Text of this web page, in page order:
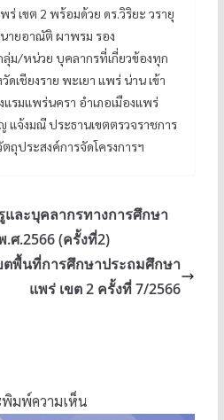
เขต 2 พร้อมด้วย ดร.วิริยะ วรายุ
ายอาณัติ ผาพรม รอง
ม/หน่วย บุคลากรที่เกี่ยวข้องทุก
เชียงราย พะเยา แพร่ น่าน เข้า
แรมแพร่นครา อำเภอเมืองแพร่
แจ้งมณี ประธานเขตตรวจราชการ
ถุประสงค์การจัดโครงการฯ
และบุคลากรทางการศึกษา
ศ.2566 (ครั้งที่2)
ตพื้นที่การศึกษาประถมศึกษา
แพร่ เขต 2 ครั้งที่ 7/2566
พิมพ์ความเห็น